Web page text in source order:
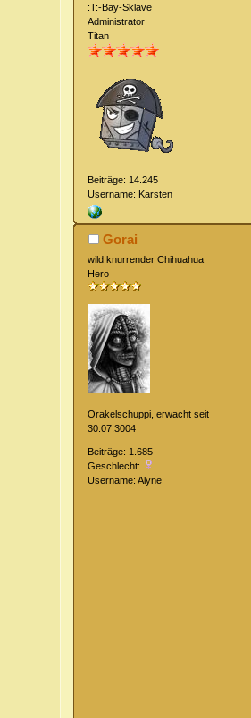
:T:-Bay-Sklave
Administrator
Titan
Beiträge: 14.245
Username: Karsten
Gorai
wild knurrender Chihuahua
Hero
Orakelschuppi, erwacht seit
30.07.3004
Beiträge: 1.685
Geschlecht:
Username: Alyne